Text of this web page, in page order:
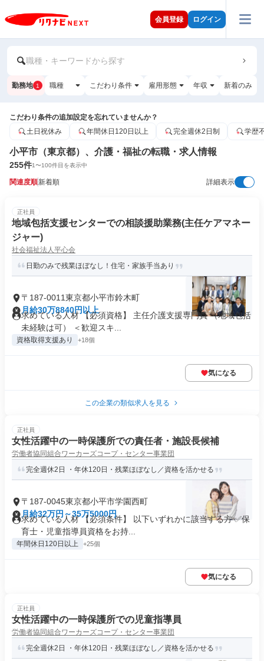
会員登録 ログイン
職種・キーワードから探す
勤務地 1 職種 こだわり条件 雇用形態 年収 新着のみ
こだわり条件の追加設定を忘れていませんか？
土日祝休み
年間休日120日以上 完全週休2日制 学歴
小平市（東京都）、介護・福祉の転職・求人情報
255件1〜100件目を表示中
関連度順新着順 詳細表示
正社員
地域包括支援センターでの相談援助業務(主任ケアマネー
ジャー)
社会福祉法人平心会
日勤のみで残業ほぼなし！住宅・家族手当あり
〒187-0011東京都小平市鈴木町
月給30万8840円以上
求めている人材 【必須資格】 主任介護支援専門員 （地域包括
未経験は可） ＜歓迎スキ...
資格取得支援あり +18個
気になる
この企業の類似求人を見る
正社員
女性活躍中の一時保護所での責任者・施設長候補
労働者協同組合ワーカーズコープ・センター事業団
完全週休2日 ・年休120日・残業ほぼなし／資格を活かせる
〒187-0045東京都小平市学園西町
月給32万円～35万5000円
求めている人材 【必須条件】 以下いずれかに該当する方 ✅保
育士・児童指導員資格をお持...
年間休日120日以上 +25個
気になる
正社員
女性活躍中の一時保護所での児童指導員
労働者協同組合ワーカーズコープ・センター事業団
完全週休2日 ・年休120日・残業ほぼなし／資格を活かせる